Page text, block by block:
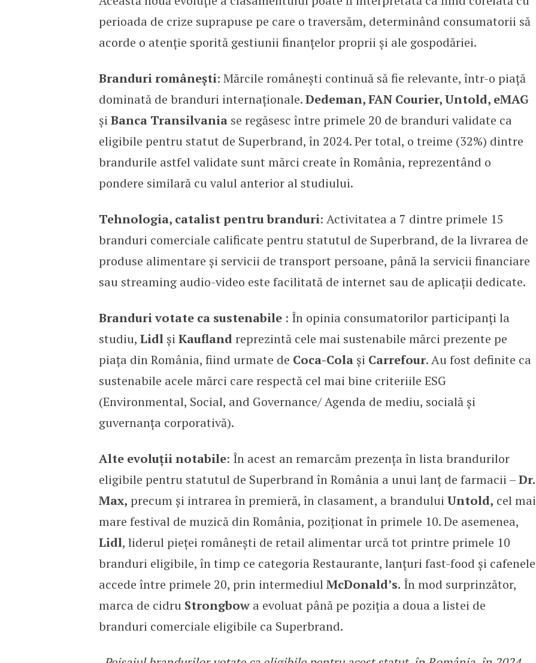
perioada de crize suprapuse pe care o traversăm, determinând consumatorii să
acorde o atenție sporită gestiunii finanțelor proprii și ale gospodăriei.
Branduri românești: Mărcile românești continuă să fie relevante, într-o piață
dominată de branduri internaționale.Dedeman, FAN Courier, Untold, eMAG
și Banca Transilvaniase regăsesc între primele 20 de branduri validate ca
eligibile pentru statut de Superbrand, în 2024. Per total, o treime (32%) dintre
brandurile astfel validate sunt mărci create în România, reprezentând o
pondere similară cu valul anterior al studiului.
Tehnologia, catalist pentru branduri: Activitatea a 7 dintre primele 15
branduri comerciale calificate pentru statutul de Superbrand, de la livrarea de
produse alimentare și servicii de transport persoane, până la servicii financiare
sau streaming audio-video este facilitată de internet sau de aplicații dedicate.
Branduri votate ca sustenabile : În opinia consumatorilor participanți la
studiu, Lidl și Kauflandreprezintă cele mai sustenabile mărci prezente pe
piața din România, fiind urmate de Coca-Colași Carrefour. Au fost definite ca
sustenabile acele mărci care respectă cel mai bine criteriile ESG
(Environmental, Social, and Governance/ Agenda de mediu, socială și
guvernanța corporativă).
Alte evoluții notabile: În acest an remarcăm prezența în lista brandurilor
eligibile pentru statutul de Superbrand în România a unui lanț de farmacii –Dr.
Max, precum și intrarea în premieră, în clasament, a brandului Untold, cel mai
mare festival de muzică din România, poziționat în primele 10. De asemenea,
Lidl, liderul pieței românești de retail alimentar urcă tot printre primele 10
branduri eligibile, în timp ce categoria Restaurante, lanțuri fast-food și cafenele
accede între primele 20, prin intermediulMcDonald’s. În mod surprinzător,
marca de cidru Strongbowa evoluat până pe poziția a doua a listei de
branduri comerciale eligibile ca Superbrand.